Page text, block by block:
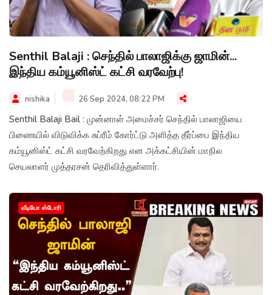
Senthil Balaji : செந்தில் பாலாஜிக்கு ஜாமின்...
இந்திய கம்யூனிஸ்ட் கட்சி வரவேற்பு!
nishika 26 Sep 2024, 08:22 PM
Senthil Balaji Bail : முன்னாள் அமைச்சர் செந்தில் பாலாஜியை
பிணையில் விடுவிக்க சுப்ரீம் கோர்ட்டு அளித்த தீர்ப்பை இந்திய
கம்யூனிஸ்ட் கட்சி வரவேற்கிறது என அக்கட்சியின் மாநில
செயலாளர் முத்தரசன் தெரிவித்துள்ளார்.
வீடியோ ஸ்டோரி